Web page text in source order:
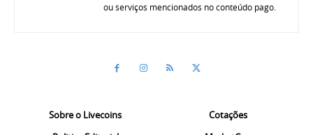
ou serviços mencionados no conteúdo pago.
Sobre o Livecoins
Cotações